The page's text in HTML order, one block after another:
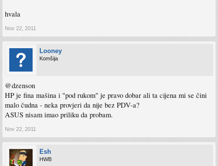
hvala
Nov 22, 2011
Looney
Komšija
@dzenson
HP je fina mašina i "pod rukom" je pravo dobar ali ta cijena mi se čini
malo čudna - neka provjeri da nije bez PDV-a?
ASUS nisam imao priliku da probam.
Nov 22, 2011
Esh
HWB